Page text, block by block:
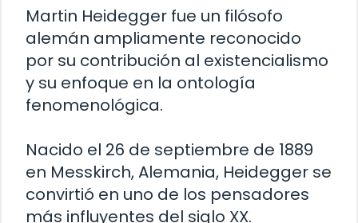
Martin Heidegger fue un filósofo
alemán ampliamente reconocido
por su contribución al existencialismo
y su enfoque en la ontología
fenomenológica.
Nacido el 26 de septiembre de 1889
en Messkirch, Alemania, Heidegger se
convirtió en uno de los pensadores
más influyentes del siglo XX.